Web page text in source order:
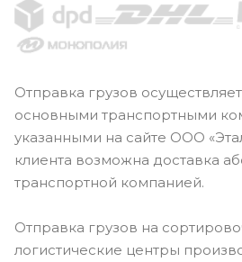
Отправка грузов
основными транспортными
указанными на сайте ООО
клиента возможна доставка
транспортной компанией.
Отправка грузов на
логистические центры